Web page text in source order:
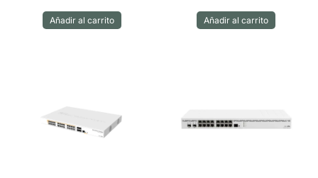
Añadir al carrito Añadir al carrito